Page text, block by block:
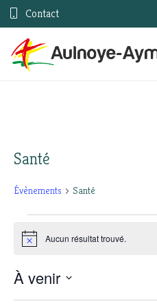
Contact
Santé
Évènements Santé
Évènements
Notice Aucun résultat trouvé.
À venir
Sélectionnez